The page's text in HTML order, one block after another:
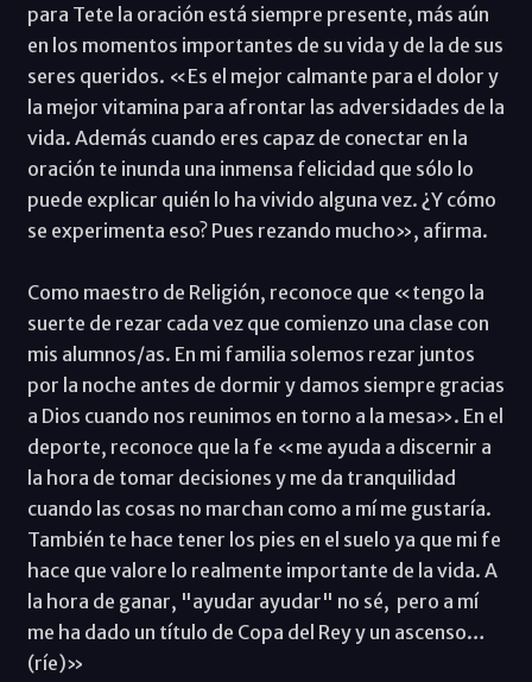
para Tete la oración está siempre presente, más aún
en los momentos importantes de su vida y de la de sus
seres queridos. «Es el mejor calmante para el dolor y
la mejor vitamina para afrontar las adversidades de la
vida. Además cuando eres capaz de conectar en la
oración te inunda una inmensa felicidad que sólo lo
puede explicar quién lo ha vivido alguna vez. ¿Y cómo
se experimenta eso? Pues rezando mucho», afirma.
Como maestro de Religión, reconoce que «tengo la
suerte de rezar cada vez que comienzo una clase con
mis alumnos/as. En mi familia solemos rezar juntos
por la noche antes de dormir y damos siempre gracias
a Dios cuando nos reunimos en torno a la mesa». En el
deporte, reconoce que la fe «me ayuda a discernir a
la hora de tomar decisiones y me da tranquilidad
cuando las cosas no marchan como a mí me gustaría.
También te hace tener los pies en el suelo ya que mi fe
hace que valore lo realmente importante de la vida. A
la hora de ganar, "ayudar ayudar" no sé, pero a mí
me ha dado un título de Copa del Rey y un ascenso…
(ríe)»